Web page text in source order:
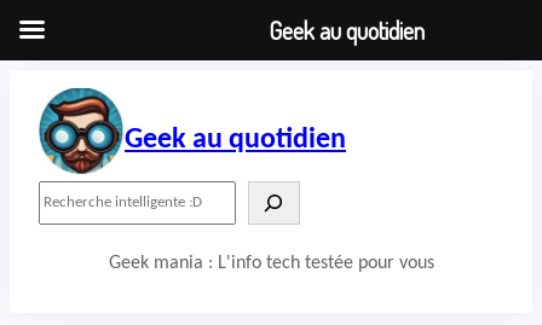
contenu
Geek au quotidien
Geek mania : L'info tech testée pour vous
Geek au quotidien